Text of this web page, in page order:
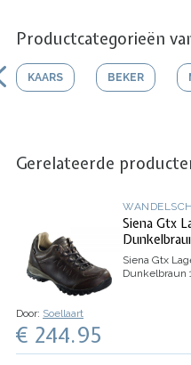
Productcategorieën
KAARS BEKER
Gerelateerde
Siena Gtx
Siena Gtx
Dunkelbraun
Door: Soellaart
€ 244.95